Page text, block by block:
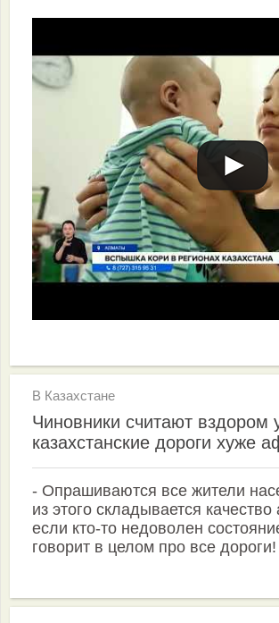
В Казахстане
Чиновники считают вздором
казахстанские дороги хуже
- Опрашиваются все жители
из этого складывается качество
если кто-то недоволен
говорит в целом про все дороги!